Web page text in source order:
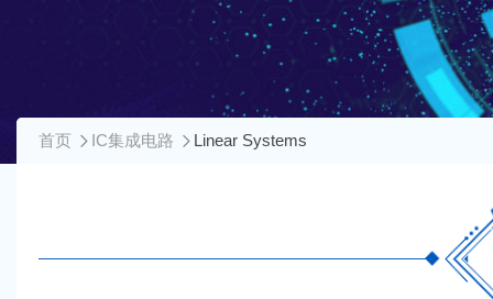
首页 IC集成电路 Linear Systems